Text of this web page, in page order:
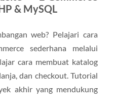
& MySQL
web? Pelajari cara
sederhana melalui
cara membuat katalog
dan checkout. Tutorial
akhir yang mendukung